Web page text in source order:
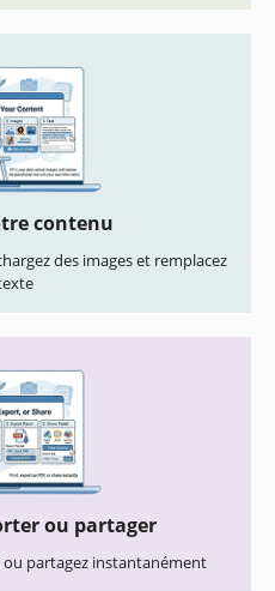
contenu
des images et remplacez
ou partager
ou partagez instantanément